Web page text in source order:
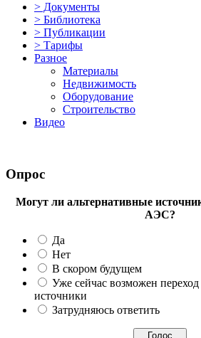
> Документы
> Библиотека
> Публикации
> Тарифы
Разное
Материалы
Недвижимость
Оборудование
Строительство
Видео
Опрос
Могут ли альтернативные
АЭС?
Да
Нет
В скором будущем
Уже сейчас возможен
источники
Затрудняюсь ответить